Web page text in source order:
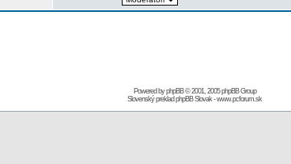
Powered byphpBB© 2001, 2005 phpBB Group
Slovenský preklad phpBB Slovak-www.pcforum.sk